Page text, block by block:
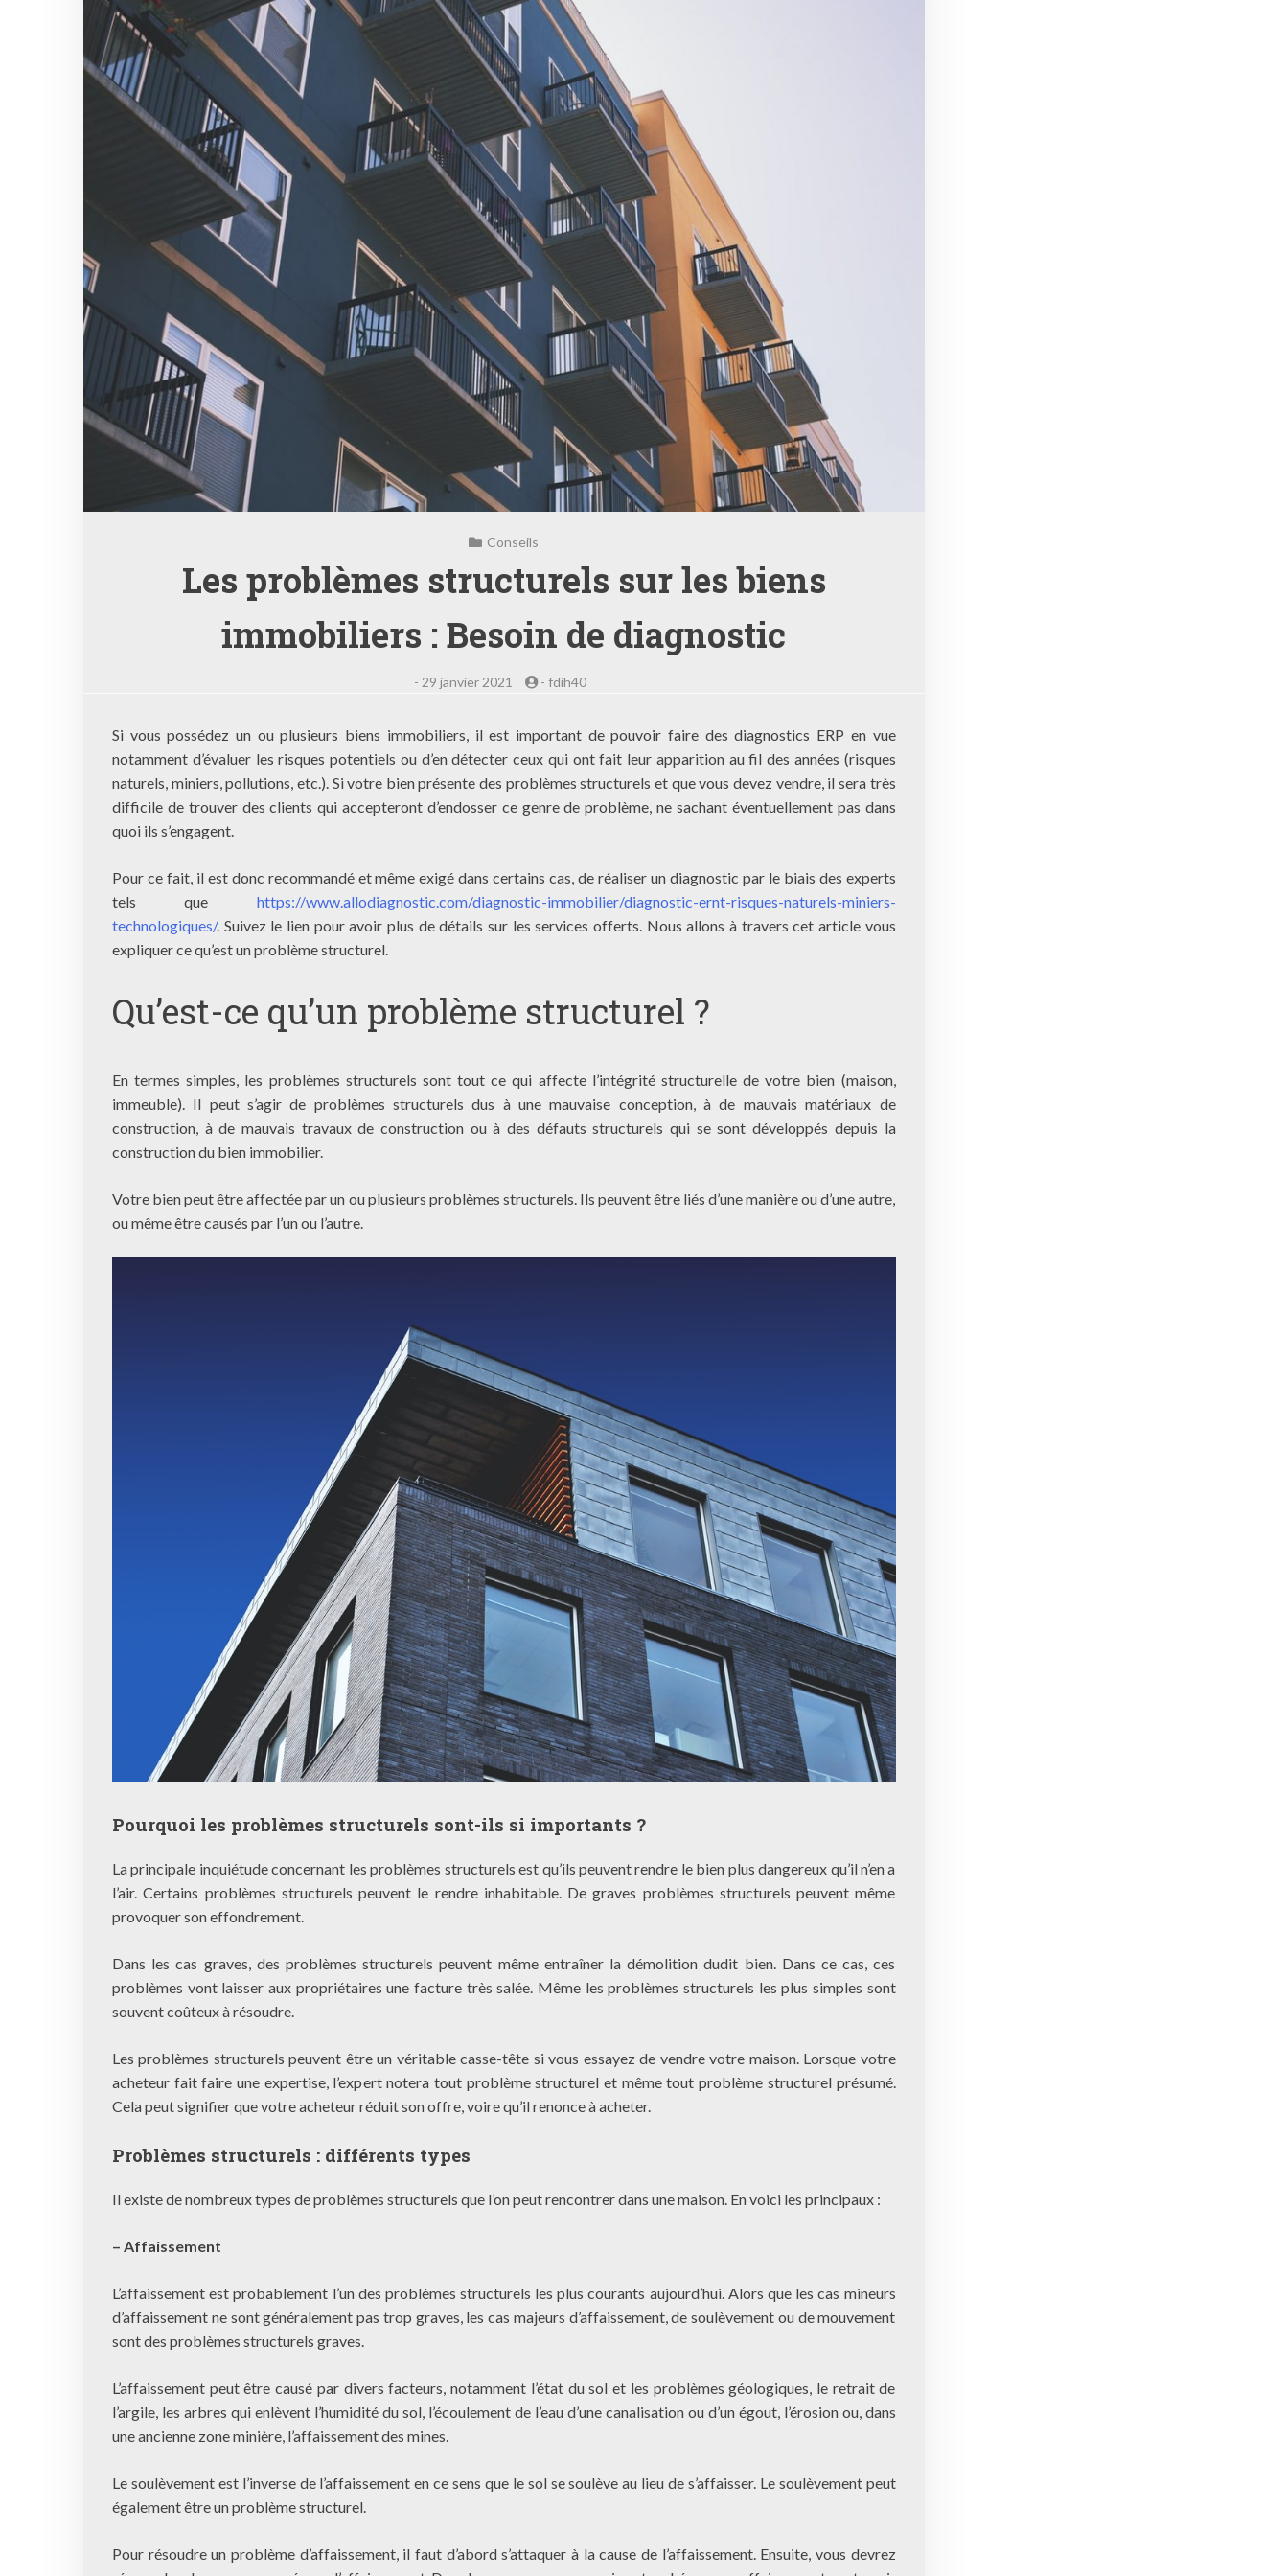
Conseils
Les problèmes structurels sur les biens
immobiliers : Besoin de diagnostic
- 29 janvier 2021 - fdih40
Si vous possédez un ou plusieurs biens immobiliers, il est important de pouvoir faire des diagnostics ERP en vue
notamment d’évaluer les risques potentiels ou d’en détecter ceux qui ont fait leur apparition au fil des années (risques
naturels, miniers, pollutions, etc.). Si votre bien présente des problèmes structurels et que vous devez vendre, il sera très
difficile de trouver des clients qui accepteront d’endosser ce genre de problème, ne sachant éventuellement pas dans
quoi ils s’engagent.
Pour ce fait, il est donc recommandé et même exigé dans certains cas, de réaliser un diagnostic par le biais des experts
tels que https://www.allodiagnostic.com/diagnostic-immobilier/diagnostic-ernt-risques-naturels-miniers-
technologiques/. Suivez le lien pour avoir plus de détails sur les services offerts. Nous allons à travers cet article vous
expliquer ce qu’est un problème structurel.
Qu’est-ce qu’un problème structurel ?
En termes simples, les problèmes structurels sont tout ce qui affecte l’intégrité structurelle de votre bien (maison,
immeuble). Il peut s’agir de problèmes structurels dus à une mauvaise conception, à de mauvais matériaux de
construction, à de mauvais travaux de construction ou à des défauts structurels qui se sont développés depuis la
construction du bien immobilier.
Votre bien peut être affectée par un ou plusieurs problèmes structurels. Ils peuvent être liés d’une manière ou d’une autre,
ou même être causés par l’un ou l’autre.
Pourquoi les problèmes structurels sont-ils si importants ?
La principale inquiétude concernant les problèmes structurels est qu’ils peuvent rendre le bien plus dangereux qu’il n’en a
l’air. Certains problèmes structurels peuvent le rendre inhabitable. De graves problèmes structurels peuvent même
provoquer son effondrement.
Dans les cas graves, des problèmes structurels peuvent même entraîner la démolition dudit bien. Dans ce cas, ces
problèmes vont laisser aux propriétaires une facture très salée. Même les problèmes structurels les plus simples sont
souvent coûteux à résoudre.
Les problèmes structurels peuvent être un véritable casse-tête si vous essayez de vendre votre maison. Lorsque votre
acheteur fait faire une expertise, l’expert notera tout problème structurel et même tout problème structurel présumé.
Cela peut signifier que votre acheteur réduit son offre, voire qu’il renonce à acheter.
Problèmes structurels : différents types
Il existe de nombreux types de problèmes structurels que l’on peut rencontrer dans une maison. En voici les principaux :
– Affaissement
L’affaissement est probablement l’un des problèmes structurels les plus courants aujourd’hui. Alors que les cas mineurs
d’affaissement ne sont généralement pas trop graves, les cas majeurs d’affaissement, de soulèvement ou de mouvement
sont des problèmes structurels graves.
L’affaissement peut être causé par divers facteurs, notamment l’état du sol et les problèmes géologiques, le retrait de
l’argile, les arbres qui enlèvent l’humidité du sol, l’écoulement de l’eau d’une canalisation ou d’un égout, l’érosion ou, dans
une ancienne zone minière, l’affaissement des mines.
Le soulèvement est l’inverse de l’affaissement en ce sens que le sol se soulève au lieu de s’affaisser. Le soulèvement peut
également être un problème structurel.
Pour résoudre un problème d’affaissement, il faut d’abord s’attaquer à la cause de l’affaissement. Ensuite, vous devrez